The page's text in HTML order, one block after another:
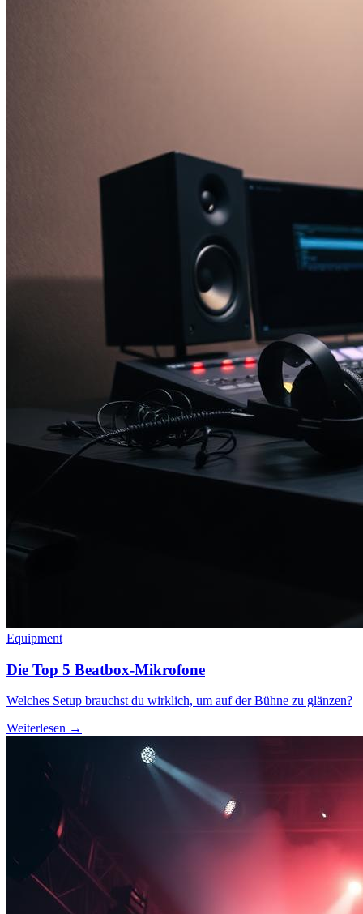
Equipment
Die Top 5 Beatbox-Mikrofone
Welches Setup brauchst du wirklich, um auf der Bühne zu glänzen?
Weiterlesen →